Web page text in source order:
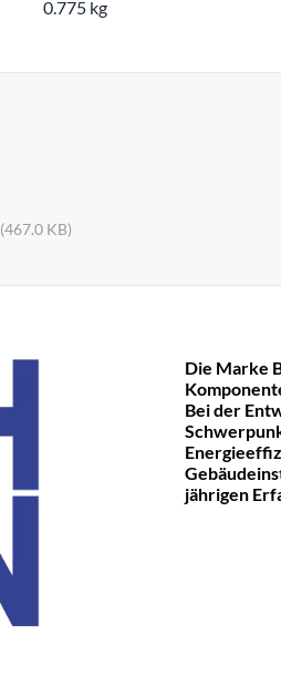
0.775 kg
(467.0 KB)
Die Marke
Bei der
jährigen